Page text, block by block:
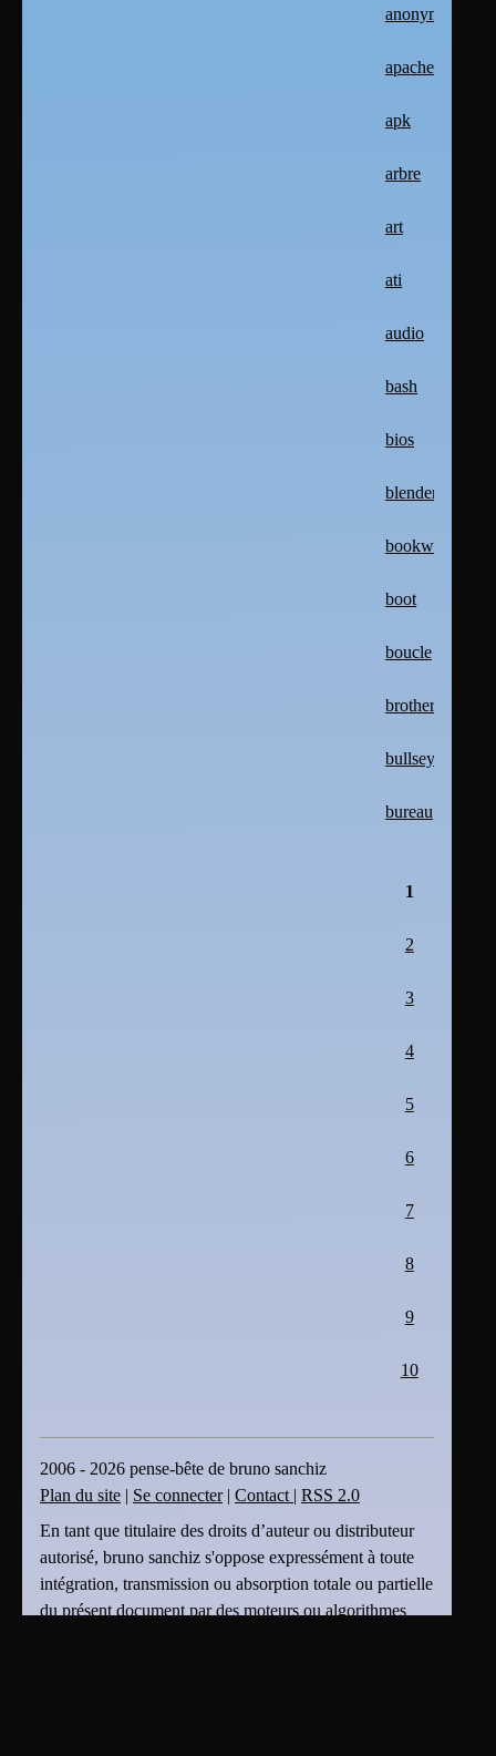
anonymat
apache2
apk
arbre
art
ati
audio
bash
bios
blender
bookworm
boot
boucle
brother
bullseye
bureau
1
2
3
4
5
6
7
8
9
10
2006 - 2026 pense-bête de bruno sanchiz
Plan du site | Se connecter| Contact | RSS 2.0
En tant que titulaire des droits d’auteur ou distributeur
autorisé, bruno sanchiz s'oppose expressément à toute
intégration, transmission ou absorption totale ou partielle
du présent document par des moteurs ou algorithmes